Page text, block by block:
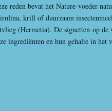
reden bevat het Nature-voeder
krill of duurzaam
(Hermetia). De signetten op de
ingrediënten en hun gehalte in het